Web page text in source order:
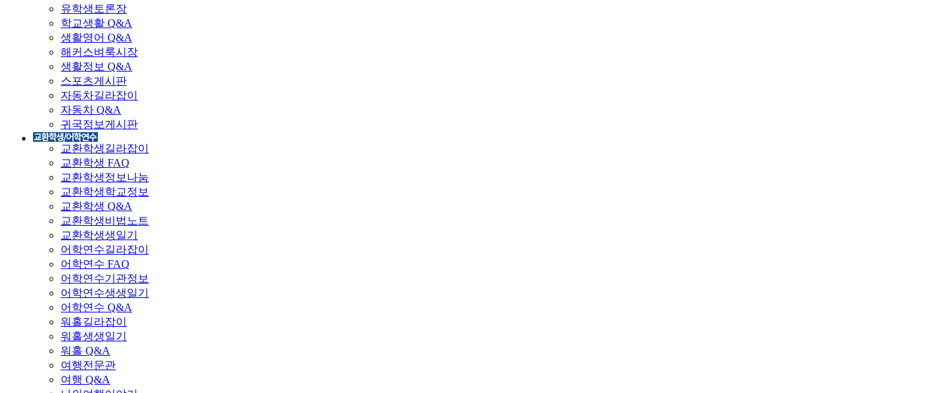
유학생토론장
학교생활 Q&A
생활영어 Q&A
해커스벼룩시장
생활정보 Q&A
스포츠게시판
자동차길라잡이
자동차 Q&A
귀국정보게시판
교환학생길라잡이
교환학생 FAQ
교환학생정보나눔
교환학생학교정보
교환학생 Q&A
교환학생비법노트
교환학생생일기
어학연수길라잡이
어학연수 FAQ
어학연수기관정보
어학연수생생일기
어학연수 Q&A
워홀길라잡이
워홀생생일기
워홀 Q&A
여행전문관
여행 Q&A